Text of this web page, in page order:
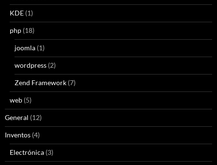
KDE (1)
php (18)
joomla (1)
wordpress (2)
Zend Framework (7)
web (5)
General (12)
Inventos (4)
Electrónica (3)